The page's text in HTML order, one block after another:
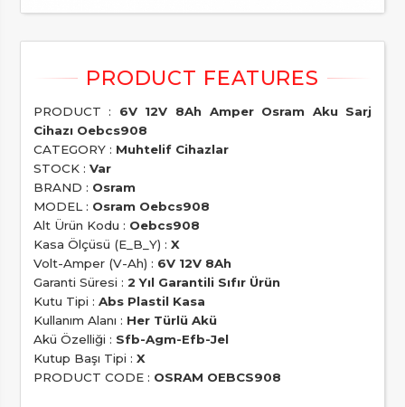
PRODUCT : 6V 12V 8Ah Amper Osram Aku Sarj
Cihazı Oebcs908
CATEGORY : Muhtelif Cihazlar
STOCK : Var
BRAND : Osram
MODEL : Osram Oebcs908
Alt Ürün Kodu : Oebcs908
Kasa Ölçüsü (E_B_Y) : X
Volt-Amper (V-Ah) : 6V 12V 8Ah
Garanti Süresi : 2 Yıl Garantili Sıfır Ürün
Kutu Tipi : Abs Plastil Kasa
Kullanım Alanı : Her Türlü Akü
Akü Özelliği : Sfb-Agm-Efb-Jel
Kutup Başı Tipi : X
PRODUCT CODE : OSRAM OEBCS908